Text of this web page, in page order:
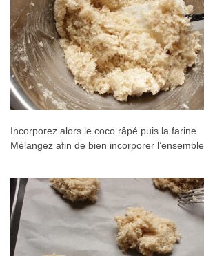
Incorporez alors le coco râpé puis la farine.
Mélangez afin de bien incorporer l’ensemble.